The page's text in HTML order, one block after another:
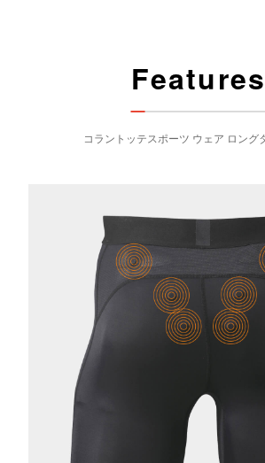
Features
コラントッテスポーツ ウェア ロング